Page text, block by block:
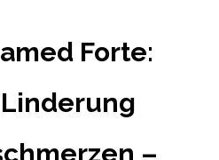
Forte:
–